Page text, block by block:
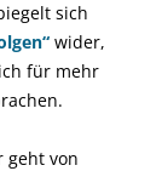
sich
wider,
für mehr
geht von